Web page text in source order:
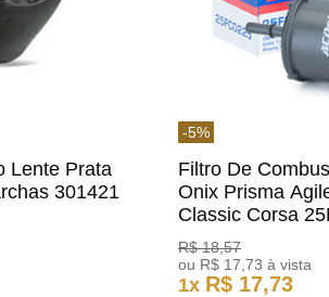
Lente Prata
301421
-5%
Filtro De
Onix Prisma
Classic Corsa
ACDelco
R$ 18,57
ou R$ 17 ,73 à vista
1x R$ 17,73